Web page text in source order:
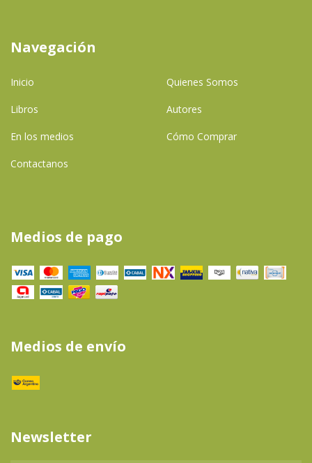
Navegación
Inicio Quienes Somos
Libros Autores
En los medios Cómo Comprar
Contactanos
Medios de pago
Medios de envío
Newsletter